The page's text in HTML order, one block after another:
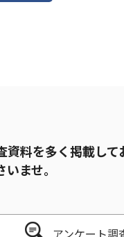
料を多く掲載して
ませ。
アンケート調